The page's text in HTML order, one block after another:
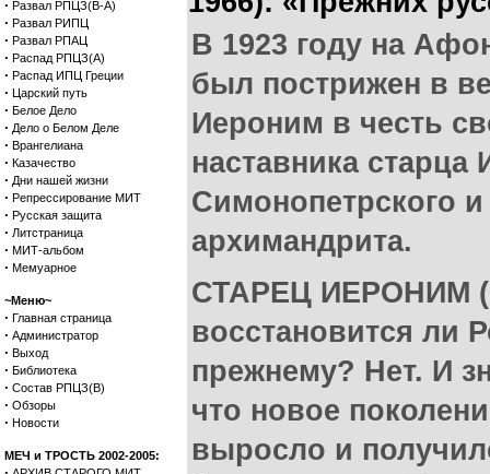
· Развал РПЦЗ(В-А)
· Развал РИПЦ
· Развал РПАЦ
· Распад РПЦЗ(А)
· Распад ИПЦ Греции
· Царский путь
· Белое Дело
· Дело о Белом Деле
· Врангелиана
· Казачество
· Дни нашей жизни
· Репрессирование МИТ
· Русская защита
· Литстраница
· МИТ-альбом
· Мемуарное
~Меню~
· Главная страница
· Администратор
· Выход
· Библиотека
· Состав РПЦЗ(В)
· Обзоры
· Новости
МЕЧ и ТРОСТЬ 2002-2005:
В 1923 году на
был пострижен в
Иероним в честь
наставника старца
Симонопетрского
архимандрита.
СТАРЕЦ ИЕРОНИМ
восстановится ли
прежнему? Нет. И
что новое
выросло и